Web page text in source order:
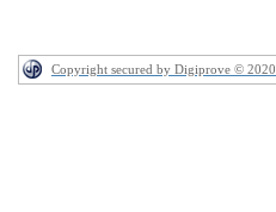
Copyright secured by Digiprove © 2020